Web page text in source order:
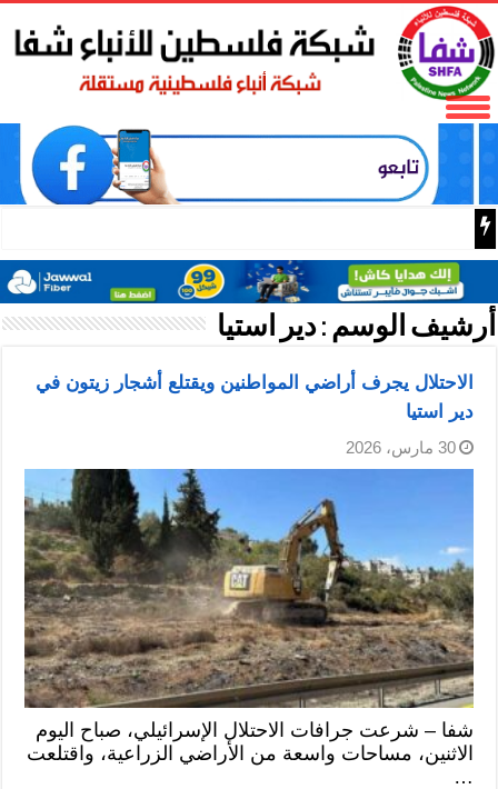
أرشيف الوسم :دير استيا
الاحتلال يجرف أراضي المواطنين ويقتلع أشجار زيتون في
دير استيا
30 مارس، 2026
شفا – شرعت جرافات الاحتلال الإسرائيلي، صباح اليوم
الاثنين، مساحات واسعة من الأراضي الزراعية، واقتلعت
…